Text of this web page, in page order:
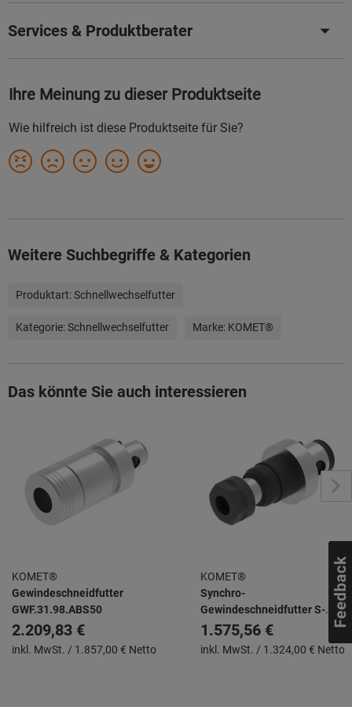
Services & Produktberater
Weitere Suchbegriffe & Kategorien
Produktart:Schnellwechselfutter
Kategorie:Schnellwechselfutter Marke: KOMET®
Das könnte Sie auch interessieren
KOMET®
Gewindeschneidfutter
GWF.31.98.ABS50
2.209,83 €
inkl. MwSt. / 1.857,00 € Netto
KOMET®
Synchro-
Gewindeschneidfutter S-
GSF.ER20.84,5.ABS50
1.575,56 €
inkl. MwSt. / 1.324,00 € Netto